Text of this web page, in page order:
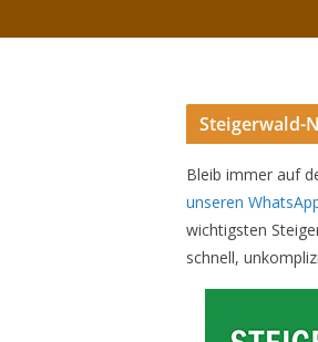
Steigerwald-
Bleib immer auf
unseren
wichtigsten
schnell,